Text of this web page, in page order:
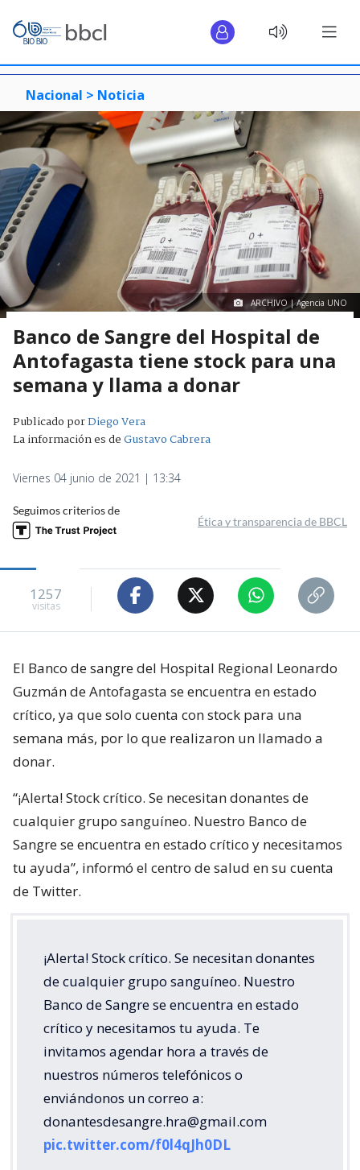
Nacional > Noticia
ARCHIVO | Agencia UNO
Banco de Sangre del Hospital de
Antofagasta tiene stock para una
semana y llama a donar
Publicado porDiego Vera
La información es deGustavo Cabrera
Viernes 04 junio de 2021 | 13:34
Seguimos criterios de
Ética y transparencia de BBCL
1257
visitas
El Banco de sangre del Hospital Regional Leonardo
Guzmán de Antofagasta se encuentra en estado
crítico, ya que solo cuenta con stock para una
semana más, por lo que realizaron un llamado a
donar.
“¡Alerta! Stock crítico. Se necesitan donantes de
cualquier grupo sanguíneo. Nuestro Banco de
Sangre se encuentra en estado crítico y necesitamos
tu ayuda”, informó el centro de salud en su cuenta
de Twitter.
¡Alerta! Stock crítico. Se necesitan donantes
de cualquier grupo sanguíneo. Nuestro
Banco de Sangre se encuentra en estado
crítico y necesitamos tu ayuda. Te
invitamos agendar hora a través de
nuestros números telefónicos o
enviándonos un correo a:
donantesdesangre.hra@gmail.com
pic.twitter.com/f0l4qJh0DL